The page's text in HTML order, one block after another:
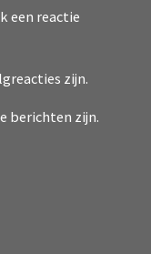
een reactie
zijn.
berichten zijn.